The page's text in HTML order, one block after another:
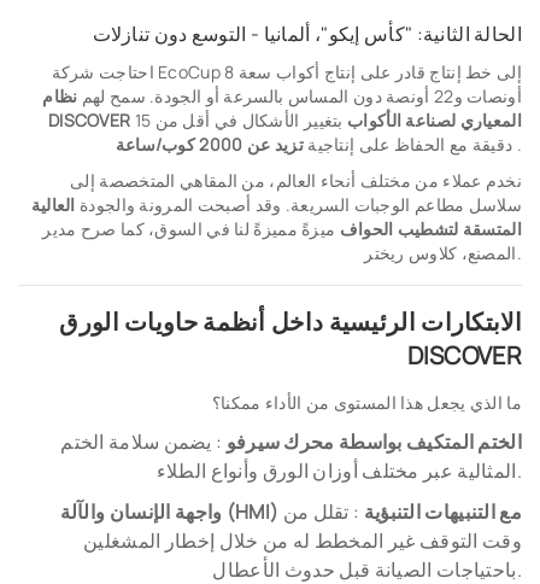
الحالة الثانية: "كأس إيكو"، ألمانيا - التوسع دون تنازلات
احتاجت شركة EcoCup إلى خط إنتاج قادر على إنتاج أكواب سعة 8
أونصات و22 أونصة دون المساس بالسرعة أو الجودة. سمح لهم
نظام
DISCOVER المعياري لصناعة الأكواب
بتغيير الأشكال في أقل من 15
دقيقة مع الحفاظ على إنتاجيةتزيد عن 2000 كوب/ساعة
.
نخدم عملاء من مختلف أنحاء العالم، من المقاهي المتخصصة إلى
سلاسل مطاعم الوجبات السريعة. وقد أصبحت المرونة والجودة العالية
المتسقة لتشطيب الحواف ميزةً مميزةً لنا في السوق، كما صرح مدير
المصنع، كلاوس ريختر.
الابتكارات الرئيسية داخل أنظمة حاويات الورق
DISCOVER
ما الذي يجعل هذا المستوى من الأداء ممكنا؟
الختم المتكيف بواسطة محرك سيرفو : يضمن سلامة الختم
المثالية عبر مختلف أوزان الورق وأنواع الطلاء.
واجهة الإنسان والآلة (HMI) مع التنبيهات التنبؤية : تقلل من
وقت التوقف غير المخطط له من خلال إخطار المشغلين
باحتياجات الصيانة قبل حدوث الأعطال.